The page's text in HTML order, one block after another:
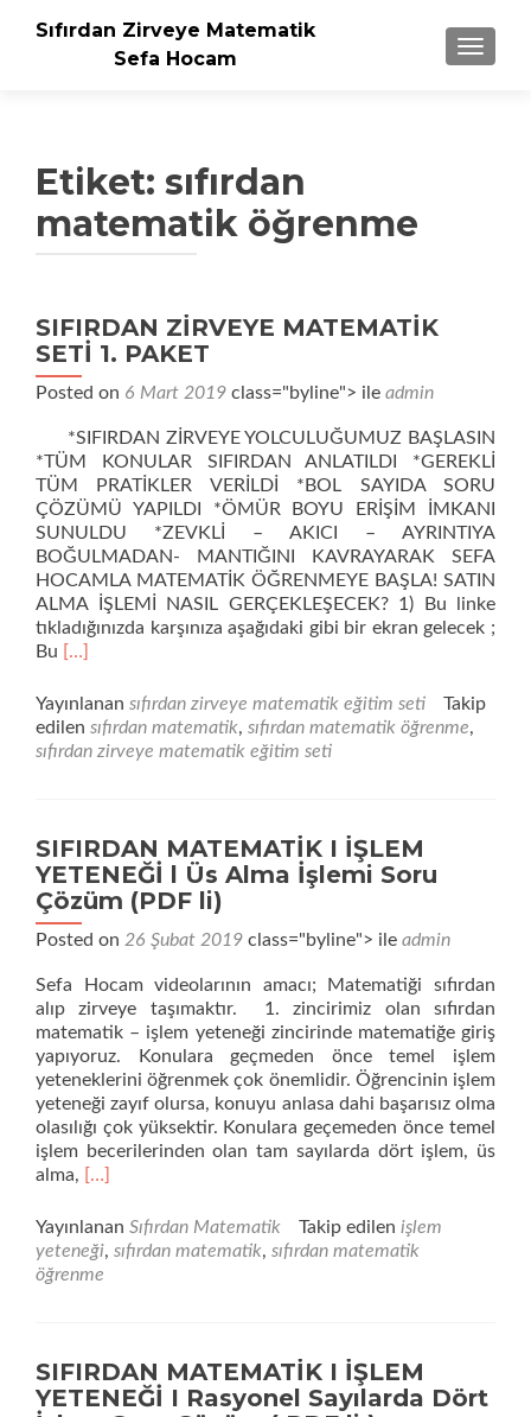
Sıfırdan Zirveye Matematik
Sefa Hocam
Etiket: sıfırdan
matematik öğrenme
SIFIRDAN ZİRVEYE MATEMATİK
SETİ 1. PAKET
Posted on 6 Mart 2019 class="byline"> ile admin
*SIFIRDAN ZİRVEYE YOLCULUĞUMUZ BAŞLASIN
*TÜM KONULAR SIFIRDAN ANLATILDI *GEREKLİ
TÜM PRATİKLER VERİLDİ *BOL SAYIDA SORU
ÇÖZÜMÜ YAPILDI *ÖMÜR BOYU ERİŞİM İMKANI
SUNULDU *ZEVKLİ – AKICI – AYRINTIYA
BOĞULMADAN- MANTIĞINI KAVRAYARAK SEFA
HOCAMLA MATEMATİK ÖĞRENMEYE BAŞLA! SATIN
ALMA İŞLEMİ NASIL GERÇEKLEŞECEK? 1) Bu linke
tıkladığınızda karşınıza aşağıdaki gibi bir ekran gelecek ;
Bu Daha
okuyunSIFIRDAN
ZİRVEYE
MATEMATİK
[…]
Yayınlanan sıfırdan zirveye matematik eğitim seti
Takip
edilen sıfırdan matematik, sıfırdan matematik öğrenme,
sıfırdan zirveye matematik eğitim seti
SIFIRDAN MATEMATİK I İŞLEM
YETENEĞİ l Üs Alma İşlemi Soru
Çözüm (PDF li)
Posted on 26 Şubat 2019 class="byline"> ile admin
Sefa Hocam videolarının amacı; Matematiği sıfırdan
alıp zirveye taşımaktır. 1. zincirimiz olan sıfırdan
matematik – işlem yeteneği zincirinde matematiğe giriş
yapıyoruz. Konulara geçmeden önce temel işlem
yeteneklerini öğrenmek çok önemlidir. Öğrencinin işlem
yeteneği zayıf olursa, konuyu anlasa dahi başarısız olma
olasılığı çok yüksektir. Konulara geçemeden önce temel
işlem becerilerinden olan tam sayılarda dört işlem, üs
alma, Daha
okuyunSIFIRDAN
MATEMATİK
I
Üs
Alma
İşlemi
[…]
Yayınlanan Sıfırdan Matematik Takip edilen işlem
yeteneği, sıfırdan matematik, sıfırdan matematik
öğrenme
SIFIRDAN MATEMATİK I İŞLEM
YETENEĞİ I Rasyonel Sayılarda Dört
Yazı
gezinmesi